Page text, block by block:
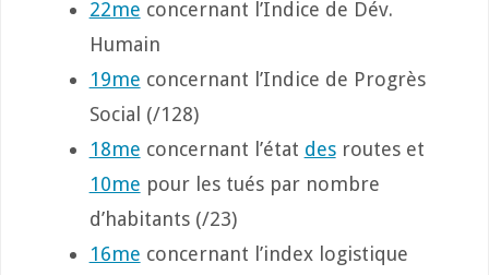
22me concernant l’Indice de Dév.
Humain
19me concernant l’Indice de Progrès
Social (/128)
18me concernant l’état desroutes et
10me pour les tués par nombre
d’habitants (/23)
16me concernant l’index logistique